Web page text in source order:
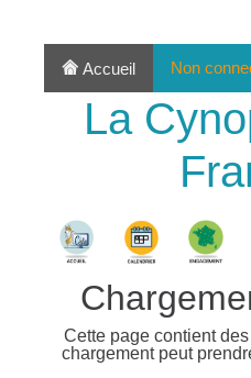
Accueil Non
La
Cette page contient
chargement peut